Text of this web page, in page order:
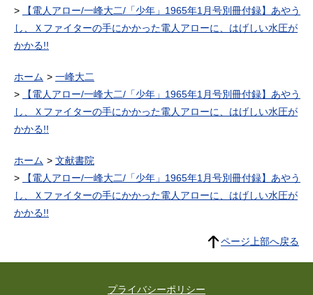
【電人アロー/一峰大二/「少年」1965年1月号別冊付録】あやう
し、Ｘファイターの手にかかった電人アローに、はげしい水圧が
かかる!!
ホーム
一峰大二
【電人アロー/一峰大二/「少年」1965年1月号別冊付録】あやう
し、Ｘファイターの手にかかった電人アローに、はげしい水圧が
かかる!!
ホーム
文献書院
【電人アロー/一峰大二/「少年」1965年1月号別冊付録】あやう
し、Ｘファイターの手にかかった電人アローに、はげしい水圧が
かかる!!
ページ上部へ戻る
プライバシーポリシー